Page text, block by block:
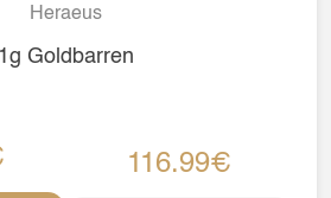
Heraeus
1g Goldbarren
116.99€